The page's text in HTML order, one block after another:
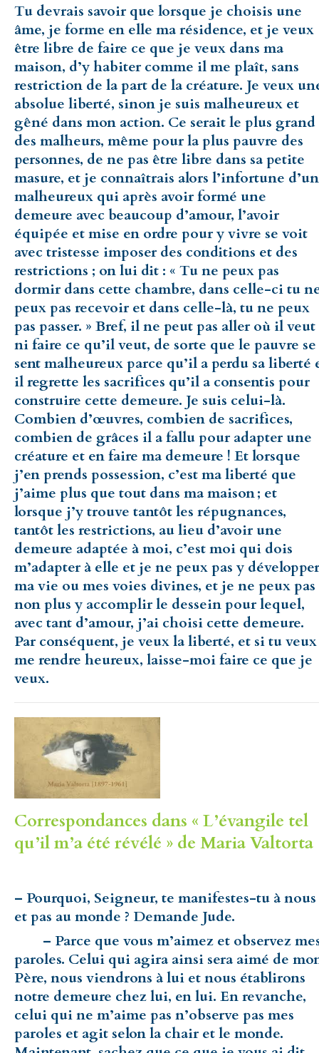
Tu devrais savoir que lorsque je choisis une
âme, je forme en elle ma résidence, et je veux
être libre de faire ce que je veux dans ma
maison, d’y habiter comme il me plaît, sans
restriction de la part de la créature. Je veux
absolue liberté, sinon je suis malheureux et
gêné dans mon action. Ce serait le plus grand
des malheurs, même pour la plus pauvre des
personnes, de ne pas être libre dans sa petite
masure, et je connaîtrais alors l’infortune d’un
malheureux qui après avoir formé une
demeure avec beaucoup d’amour, l’avoir
équipée et mise en ordre pour y vivre se voit
avec tristesse imposer des conditions et des
restrictions ; on lui dit : « Tu ne peux pas
dormir dans cette chambre, dans celle-ci tu
peux pas recevoir et dans celle-là, tu ne peux
pas passer. » Bref, il ne peut pas aller où il veut
ni faire ce qu’il veut, de sorte que le pauvre se
sent malheureux parce qu’il a perdu sa liberté
il regrette les sacrifices qu’il a consentis pour
construire cette demeure. Je suis celui-là.
Combien d’œuvres, combien de sacrifices,
combien de grâces il a fallu pour adapter une
créature et en faire ma demeure ! Et lorsque
j’en prends possession, c’est ma liberté que
j’aime plus que tout dans ma maison ; et
lorsque j’y trouve tantôt les répugnances,
tantôt les restrictions, au lieu d’avoir une
demeure adaptée à moi, c’est moi qui dois
m’adapter à elle et je ne peux pas y développer
ma vie ou mes voies divines, et je ne peux pas
non plus y accomplir le dessein pour lequel,
avec tant d’amour, j’ai choisi cette demeure.
Par conséquent, je veux la liberté, et si tu veux
me rendre heureux, laisse-moi faire ce que je
veux.
Correspondances dans « L’évangile tel
qu’il m’a été révélé » de Maria Valtorta
– Pourquoi, Seigneur, te manifestes-tu à nous
et pas au monde ? Demande Jude.
– Parce que vous m’aimez et observez
paroles. Celui qui agira ainsi sera aimé de
Père, nous viendrons à lui et nous établirons
notre demeure chez lui, en lui. En revanche,
celui qui ne m’aime pas n’observe pas mes
paroles et agit selon la chair et le monde.